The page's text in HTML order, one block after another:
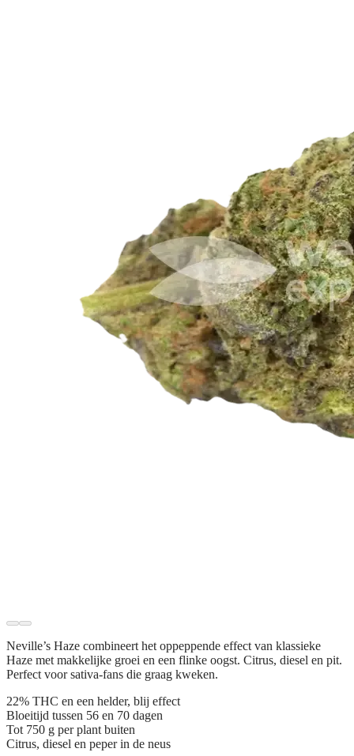
Neville’s Haze combineert het oppeppende effect van klassieke
Haze met makkelijke groei en een flinke oogst. Citrus, diesel en pit.
Perfect voor sativa-fans die graag kweken.
22% THC en een helder, blij effect
Bloeitijd tussen 56 en 70 dagen
Tot 750 g per plant buiten
Citrus, diesel en peper in de neus